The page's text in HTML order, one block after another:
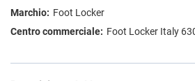
Foot Locker
Foot Locker Italy